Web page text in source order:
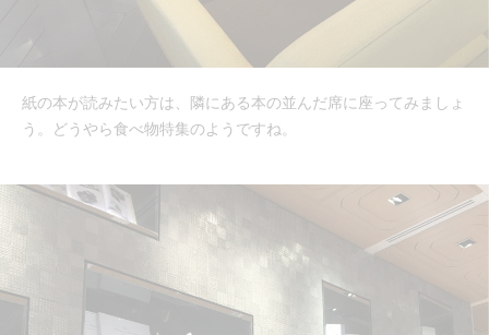
紙の本が読みたい方は、隣にある本の並んだ席に座ってみましょ
う。どうやら食べ物特集のようですね。